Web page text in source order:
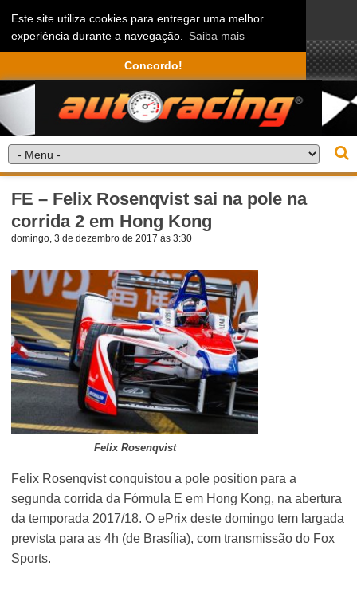
Este site utiliza cookies para entregar uma melhor
experiência durante a navegação. Saiba mais
Concordo!
FE – Felix Rosenqvist sai na pole na
corrida 2 em Hong Kong
domingo, 3 de dezembro de 2017 às 3:30
Felix Rosenqvist
Felix Rosenqvist conquistou a pole position para a
segunda corrida da Fórmula E em Hong Kong, na abertura
da temporada 2017/18. O ePrix deste domingo tem largada
prevista para as 4h (de Brasília), com transmissão do Fox
Sports.